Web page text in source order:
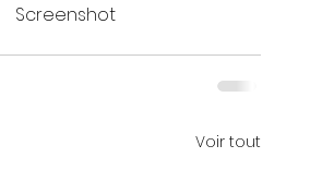
Screenshot
Voir tout